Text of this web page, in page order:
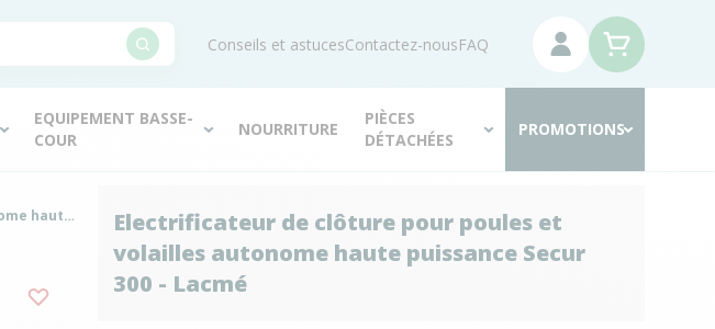
Conseils et astucesContactez-nousFAQ
EQUIPEMENT BASSE-
COUR
NOURRITURE
PIÈCES
DÉTACHÉES
PROMOTIONS
Electrificateur de clôture pour poules et
volailles autonome haute puissance Secur
300 - Lacmé
Electrificateur de clôture pour poules et volailles autonome haute puissance Secur 300 - Lacmé